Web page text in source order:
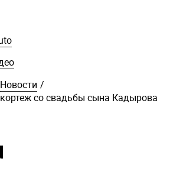
Новости /
со свадьбы сына Кадырова